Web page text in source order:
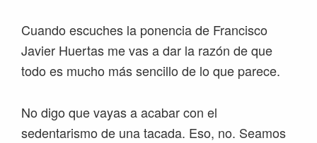
Cuando escuches la ponencia de Francisco
Javier Huertas me vas a dar la razón de que
todo es mucho más sencillo de lo que parece.
No digo que vayas a acabar con el
sedentarismo de una tacada. Eso, no. Seamos